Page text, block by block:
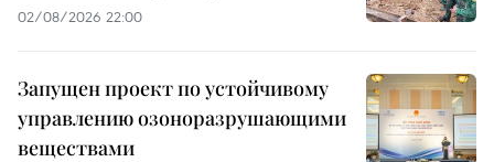
02/08/2026 22:00
Запущен проект по устойчивому
управлению озоноразрушающими
веществами